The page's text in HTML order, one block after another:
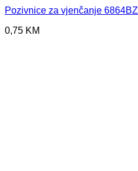
Pozivnice za vjenčanje 6864BZ
0,75 KM